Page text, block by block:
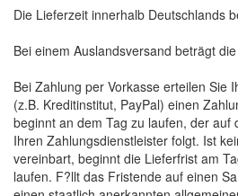
Die Lieferzeit innerhalb Deutschlands
Bei einem Auslandsversand beträgt
Bei Zahlung per Vorkasse erteilen Sie
(z.B. Kreditinstitut, PayPal) einen
beginnt an dem Tag zu laufen, der auf
Ihren Zahlungsdienstleister folgt. Ist
vereinbart, beginnt die Lieferfrist am
laufen. F?llt das Fristende auf einen